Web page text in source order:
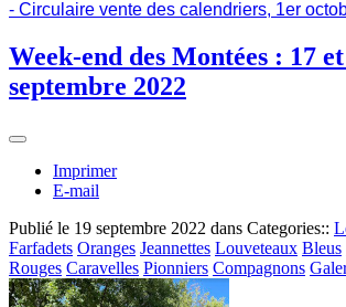
- Circulaire vente des calendriers, 1er
Week-end des Montées : 17
septembre 2022
Imprimer
E-mail
Publié le 19 septembre 2022 dans Categories::
Farfadets Oranges Jeannettes Louveteaux Bleus
Rouges Caravelles Pionniers Compagnons